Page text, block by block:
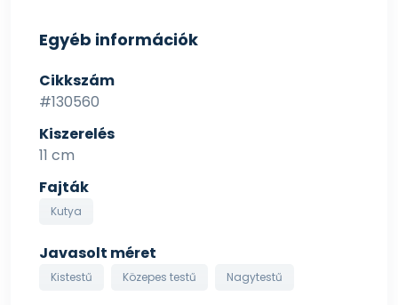
Egyéb információk
Cikkszám
#130560
Kiszerelés
11 cm
Fajták
Kutya
Javasolt méret
Kistestű Közepes testű Nagytestű